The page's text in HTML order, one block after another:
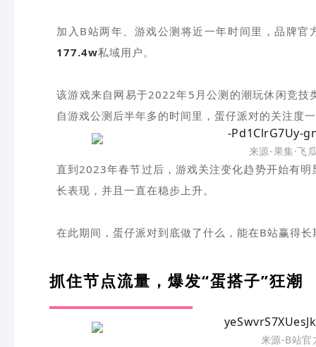
加入B站两年、游戏公测将近一年时间里，品牌
177.4w私域用户。
该游戏来自网易于2022年5月公测的潮玩休闲竞
自游戏公测后半年多的时间里，蛋仔派对的关注度
来源-果集·飞
直到2023年春节过后，游戏关注变化趋势开始有明
长表现，并且一直在稳步上升。
在此期间，蛋仔派对到底做了什么，能在B站赢得
抓住节点流量，爆发“蛋搭子”狂潮
来源-B站